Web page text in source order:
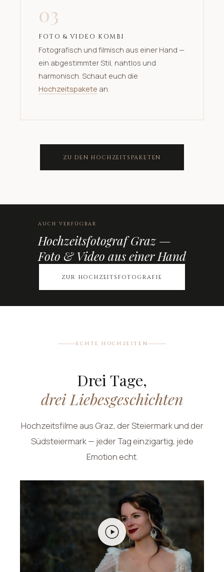
03
FOTO & VIDEO KOMBI
Fotografisch und filmisch aus einer Hand —
ein abgestimmter Stil, nahtlos und
harmonisch. Schaut euch die
Hochzeitspakete an.
ZU DEN HOCHZEITSPAKETEN
AUCH VERFÜGBAR
Hochzeitsfotograf Graz —
Foto & Video aus einer Hand
ZUR HOCHZEITSFOTOGRAFIE
ECHTE HOCHZEITEN
Drei Tage,
drei Liebesgeschichten
Hochzeitsfilme aus Graz, der Steiermark und der
Südsteiermark — jeder Tag einzigartig, jede
Emotion echt.